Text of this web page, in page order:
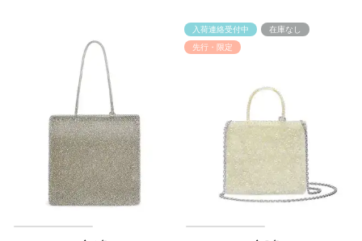
入荷連絡受付中
在庫なし
先行・限定